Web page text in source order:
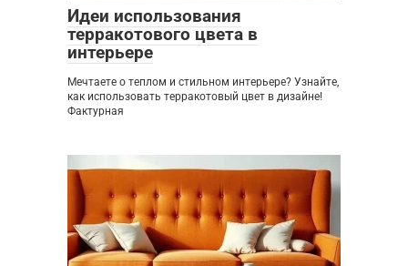
Идеи использования
терракотового цвета в
интерьере
Мечтаете о теплом и стильном интерьере? Узнайте,
как использовать терракотовый цвет в дизайне!
Фактурная